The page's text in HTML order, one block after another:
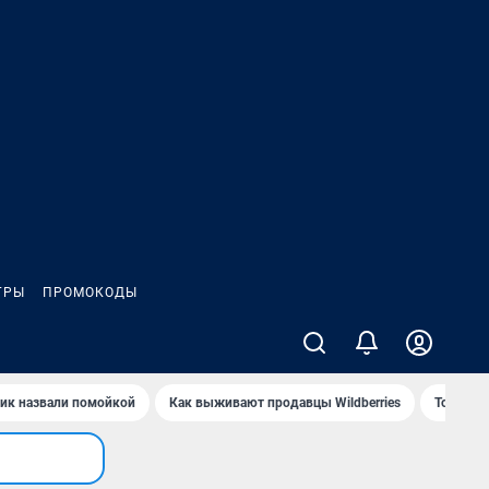
ПРОМОКОДЫ
назвали помойкой Как выживают продавцы Wildberries Топ